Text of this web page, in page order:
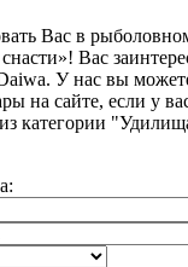
Вас в
Вас
У нас вы
на сайте, если у
категории